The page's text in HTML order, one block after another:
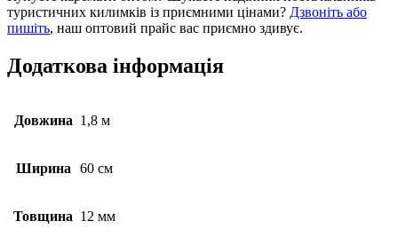
туристичних килимків із приємними цінами? Дзвоніть або
пишіть, наш оптовий прайс вас приємно здивує.
Додаткова інформація
Довжина 1,8 м
Ширина 60 см
Товщина 12 мм